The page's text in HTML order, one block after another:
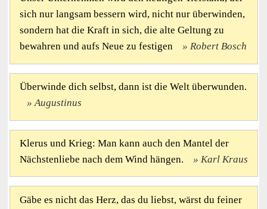
sich nur langsam bessern wird, nicht nur überwinden,
sondern hat die Kraft in sich, die alte Geltung zu
bewahren und aufs Neue zu festigen
Robert Bosch
Überwinde dich selbst, dann ist die Welt überwunden.
Augustinus
Klerus und Krieg: Man kann auch den Mantel der
Nächstenliebe nach dem Wind hängen.
Karl Kraus
Gäbe es nicht das Herz, das du liebst, wärst du feiner